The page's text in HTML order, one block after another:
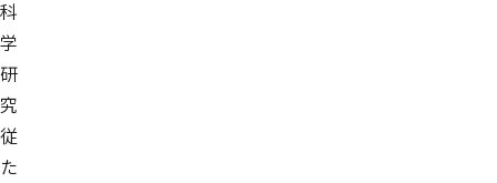
科
学
研
究
従
た